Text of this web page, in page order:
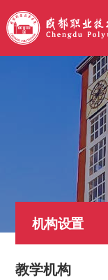
机构设置
教学机构